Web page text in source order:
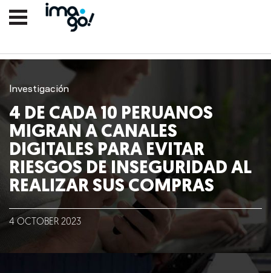
Nosotros
Clientes
Lo que hacemos
Investigación
4 DE CADA 10 PERUANOS
MIGRAN A CANALES
DIGITALES PARA EVITAR
RIESGOS DE INSEGURIDAD AL
REALIZAR SUS COMPRAS
4 OCTOBER 2023